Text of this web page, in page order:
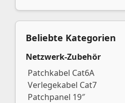
Beliebte Kategorien
Netzwerk-Zubehör
Patchkabel Cat6A
Verlegekabel Cat7
Patchpanel 19″